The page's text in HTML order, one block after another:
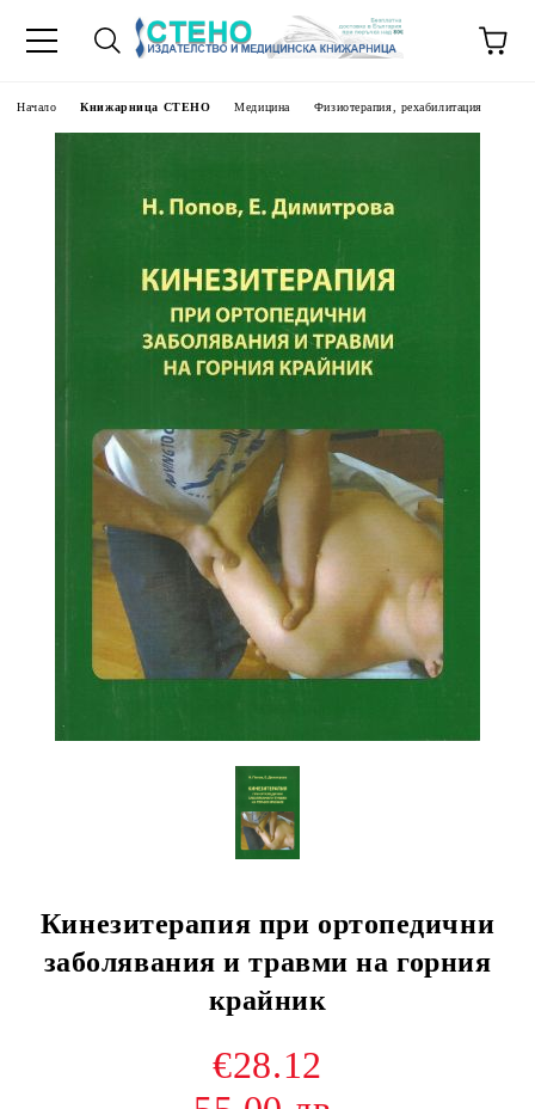
Начало Книжарница СТЕНО Медицина Физиотерапия, рехабилитация
Кинезитерапия при ортопедични
заболявания и травми на горния
крайник
€28.12